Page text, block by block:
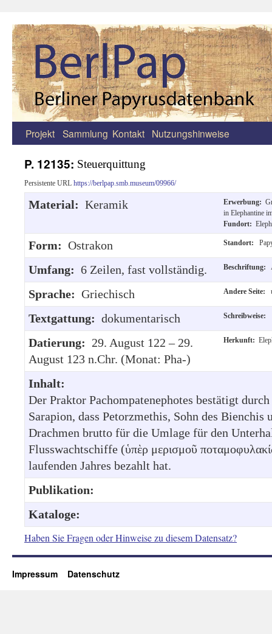
Zum
springen
Projekt Sammlung Kontakt Nutzungshinweise
P. 12135: Steuerquittung
Persistente URL https://berlpap.smb.museum/09966/
Material: Keramik Erwerbung:
in Elephantine
Fundort:
Form: Ostrakon Standort:
Umfang: 6 Zeilen, fast vollständig. Beschriftung:
Sprache: Griechisch Andere Seite:
Textgattung: dokumentarisch Schreibweise:
Datierung: 29. August 122 – 29.
August 123 n.Chr. (Monat: Pha-)
Herkunft:
Inhalt:
Der Praktor Pachompatenephotes bestätigt
Sarapion, dass Petorzmethis, Sohn des Bienchis
Drachmen brutto für die Umlage für den
Flusswachtschiffe (ὑπὲρ μερισμοῦ
laufenden Jahres bezahlt hat.
Publikation:
Kataloge:
Haben Sie Fragen oder Hinweise zu diesem Datensatz?
Impressum Datenschutz